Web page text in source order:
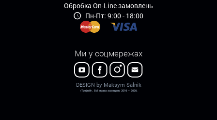
Обробка On-Line замовлень
Пн-Пт: 9:00 - 18:00
Ми у соцмережах
DESIGN by Maksym Salnik
«Трофей». Всі права захищено 2016 – 2026.